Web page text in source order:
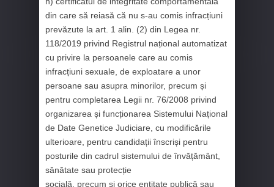
din care să reiasă că nu s-au comis infracțiuni
prevăzute la art. 1 alin. (2) din Legea nr.
118/2019 privind Registrul național automatizat
cu privire la persoanele care au comis
infracțiuni sexuale, de exploatare a unor
persoane sau asupra minorilor, precum și
pentru completarea Legii nr. 76/2008 privind
organizarea și funcționarea Sistemului Național
de Date Genetice Judiciare, cu modificările
ulterioare, pentru candidații înscriși pentru
posturile din cadrul sistemului de învățământ,
sănătate sau protecție
socială, precum și orice entitate publică sau